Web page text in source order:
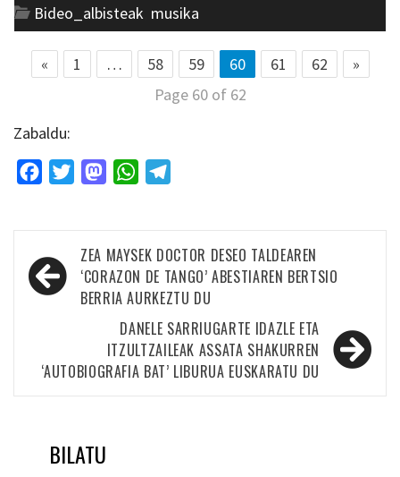
Bideo_albisteak musika
« 1 … 58 59 60 61 62
»
Page 60 of 62
Zabaldu:
FacebookTwitterMastodonWhatsApp
Bidalketetan
zehar
nabigatu
ZEA MAYSEK DOCTOR DESEO TALDEAREN
‘CORAZON DE TANGO’ ABESTIAREN BERTSIO
BERRIA AURKEZTU DU
DANELE SARRIUGARTE IDAZLE ETA
ITZULTZAILEAK ASSATA SHAKURREN
‘AUTOBIOGRAFIA BAT’ LIBURUA EUSKARATU DU
BILATU